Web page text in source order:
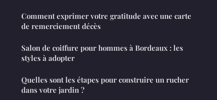
Comment exprimer votre gratitude avec une carte
de remerciement décès
Salon de coiffure pour hommes à Bordeaux : les
styles à adopter
Quelles sont les étapes pour construire un rucher
dans votre jardin ?